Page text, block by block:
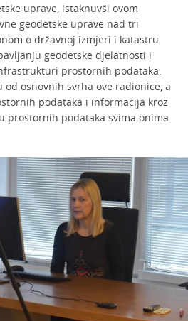
uprave, istaknuvši ovom
geodetske uprave nad tri
o državnoj izmjeri i katastru
geodetske djelatnosti i
prostornih podataka.
osnovnih svrha ove radionice, a
podataka i informacija kroz
prostornih podataka svima onima